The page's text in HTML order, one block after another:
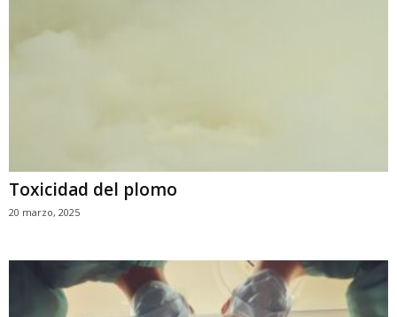
Toxicidad del plomo
20 marzo, 2025